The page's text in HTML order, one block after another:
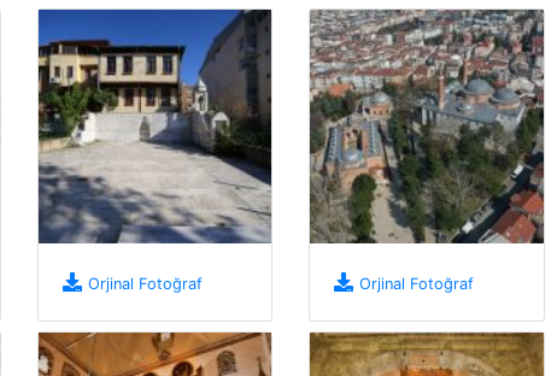
Orjinal Fotoğraf Orjinal Fotoğraf